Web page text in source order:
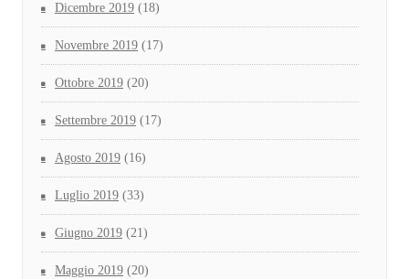
Dicembre 2019 (18)
Novembre 2019 (17)
Ottobre 2019 (20)
Settembre 2019 (17)
Agosto 2019 (16)
Luglio 2019 (33)
Giugno 2019 (21)
Maggio 2019 (20)